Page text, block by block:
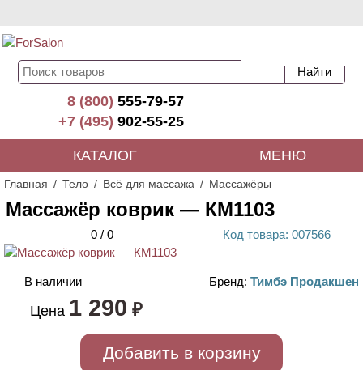
8 (800)555-79-57
+7 (495)902-55-25
КАТАЛОГ МЕНЮ
Главная Тело Всё для массажа Массажёры
Массажёр коврик — КМ1103
0 / 0 Код товара: 007566
В наличии Бренд: Тимбэ Продакшен
Цена 1 290 ₽
Добавить в корзину